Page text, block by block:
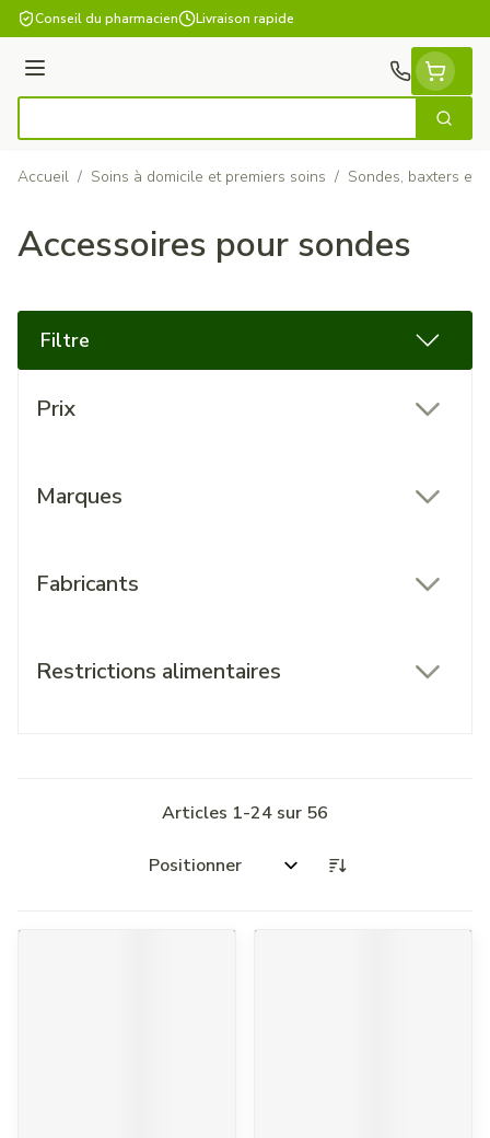
Aller au contenu
Conseil du pharmacien Livraison rapide
Menu
Accueil / Soins à domicile et premiers soins / Sondes, baxters et
Accessoires pour sondes
Filtre
Prix
Marques
Fabricants
Restrictions alimentaires
Articles 1-24 sur 56
Trier par: